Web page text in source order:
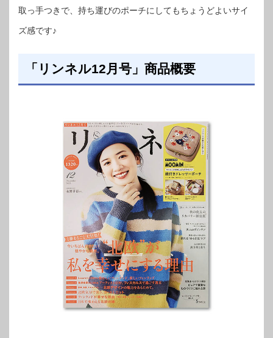
取っ手つきで、持ち運びのポーチにしてもちょうどよいサイ
ズ感です♪
「リンネル12月号」商品概要